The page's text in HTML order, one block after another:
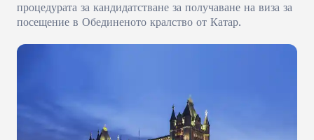
процедурата за кандидатстване за получаване на виза за
посещение в Обединеното кралство от Катар.